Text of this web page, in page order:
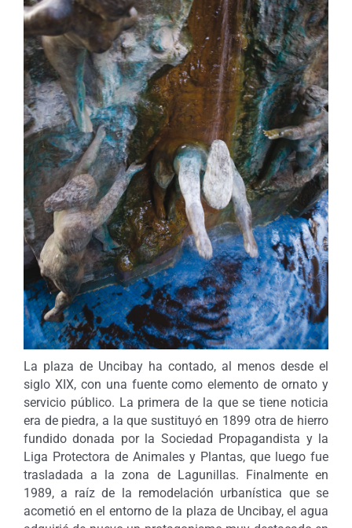
La plaza de Uncibay ha contado, al menos desde el
siglo XIX, con una fuente como elemento de ornato y
servicio público. La primera de la que se tiene noticia
era de piedra, a la que sustituyó en 1899 otra de hierro
fundido donada por la Sociedad Propagandista y la
Liga Protectora de Animales y Plantas, que luego fue
trasladada a la zona de Lagunillas. Finalmente en
1989, a raíz de la remodelación urbanística que se
acometió en el entorno de la plaza de Uncibay, el agua